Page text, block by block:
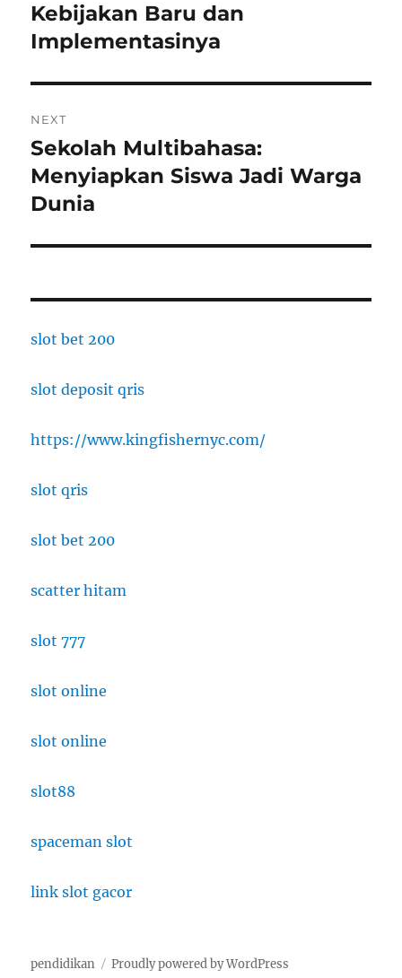
post:
Kebijakan Baru dan
Implementasinya
NEXT
Next
post:
Sekolah Multibahasa:
Menyiapkan Siswa Jadi Warga
Dunia
slot bet 200
slot deposit qris
https://www.kingfishernyc.com/
slot qris
slot bet 200
scatter hitam
slot 777
slot online
slot online
slot88
spaceman slot
link slot gacor
pendidikan Proudly powered by WordPress